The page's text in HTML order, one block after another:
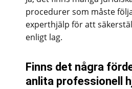
procedurer som måste
experthjälp för att
enligt lag.
Finns det några
anlita professionell